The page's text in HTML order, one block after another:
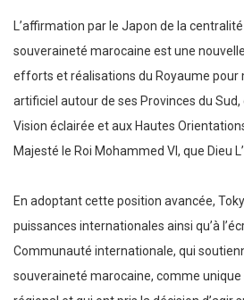
L’affirmation par le Japon de la
souveraineté marocaine est une
efforts et réalisations du Royaume
artificiel autour de ses Provinces du
Vision éclairée et aux Hautes
Majesté le Roi Mohammed VI, que Dieu
En adoptant cette position avancée,
puissances internationales ainsi qu’à
Communauté internationale, qui
souveraineté marocaine, comme